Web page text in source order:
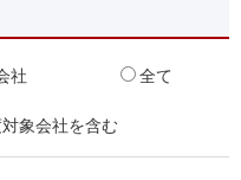
社 全て
対象会社を含む